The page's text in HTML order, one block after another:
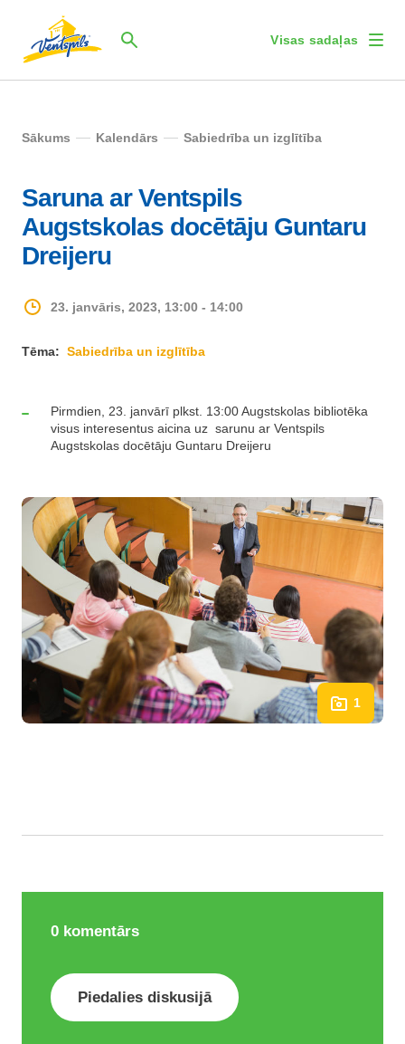
Visas sadaļas
Sākums Kalendārs Sabiedrība un izglītība
Saruna ar Ventspils
Augstskolas docētāju Guntaru
Dreijeru
23. janvāris, 2023, 13:00 - 14:00
Tēma: Sabiedrība un izglītība
Pirmdien, 23. janvārī plkst. 13:00 Augstskolas bibliotēka
visus interesentus aicina uz sarunu ar Ventspils
Augstskolas docētāju Guntaru Dreijeru
1
0 komentārs
Piedalies diskusijā